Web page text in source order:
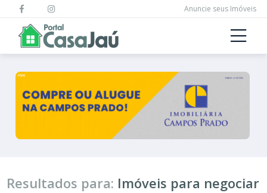
Anuncie seus Imóveis
Resultados para: Imóveis para negociar